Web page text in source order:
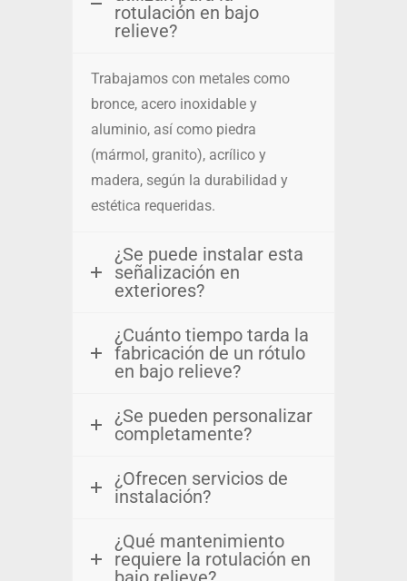
rotulación en bajo
relieve?
Trabajamos con metales como
bronce, acero inoxidable y
aluminio, así como piedra
(mármol, granito), acrílico y
madera, según la durabilidad y
estética requeridas.
¿Se puede instalar esta
señalización en
exteriores?
¿Cuánto tiempo tarda la
fabricación de un rótulo
en bajo relieve?
¿Se pueden personalizar
completamente?
¿Ofrecen servicios de
instalación?
¿Qué mantenimiento
requiere la rotulación en